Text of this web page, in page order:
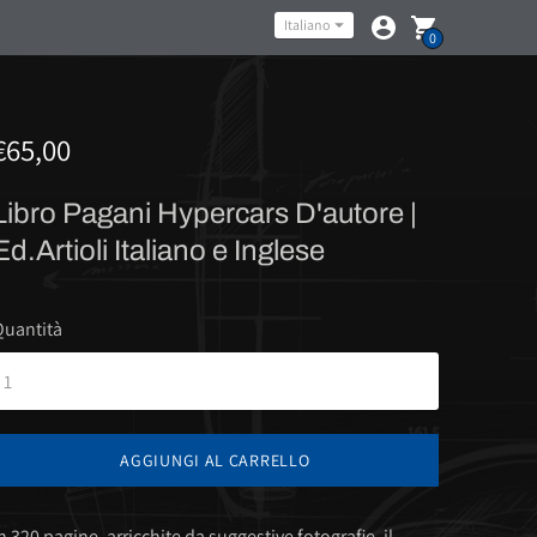
Lingua
Italiano
0
Pagani Hypercars D'autore |
Italiano e Inglese
AGGIUNGI AL CARRELLO